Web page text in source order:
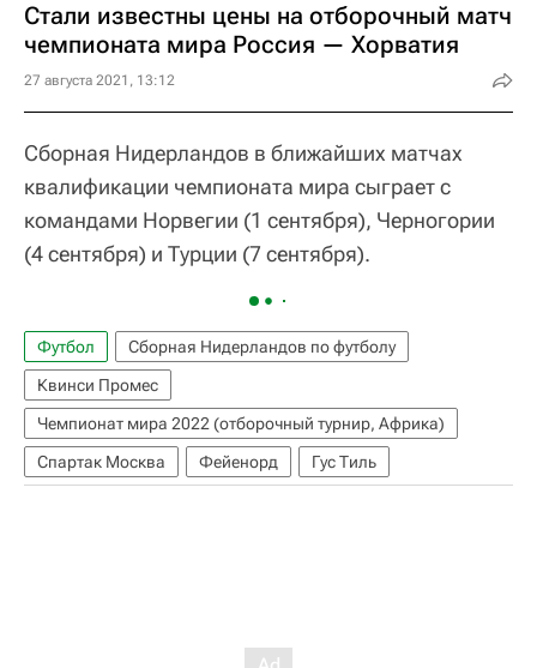
Стали известны цены на отборочный матч
чемпионата мира Россия — Хорватия
27 августа 2021, 13:12
Сборная Нидерландов в ближайших матчах
квалификации чемпионата мира сыграет с
командами Норвегии (1 сентября), Черногории
(4 сентября) и Турции (7 сентября).
Футбол
Сборная Нидерландов по футболу
Квинси Промес
Чемпионат мира 2022 (отборочный турнир, Африка)
Спартак Москва
Фейенорд Гус Тиль